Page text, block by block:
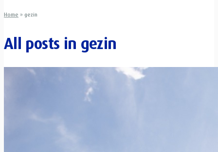
Home » gezin
All posts in gezin